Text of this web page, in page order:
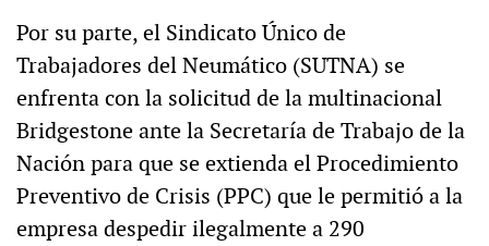
Por su parte, el Sindicato Único de
Trabajadores del Neumático (SUTNA) se
enfrenta con la solicitud de la multinacional
Bridgestone ante la Secretaría de Trabajo de la
Nación para que se extienda el Procedimiento
Preventivo de Crisis (PPC) que le permitió a la
empresa despedir ilegalmente a 290